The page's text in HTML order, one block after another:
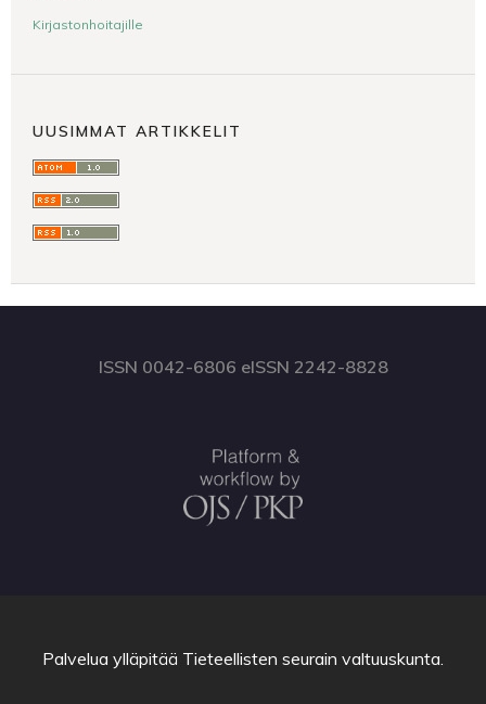
Kirjastonhoitajille
UUSIMMAT ARTIKKELIT
ISSN 0042-6806 eISSN 2242-8828
Palvelua ylläpitää Tieteellisten seurain valtuuskunta.